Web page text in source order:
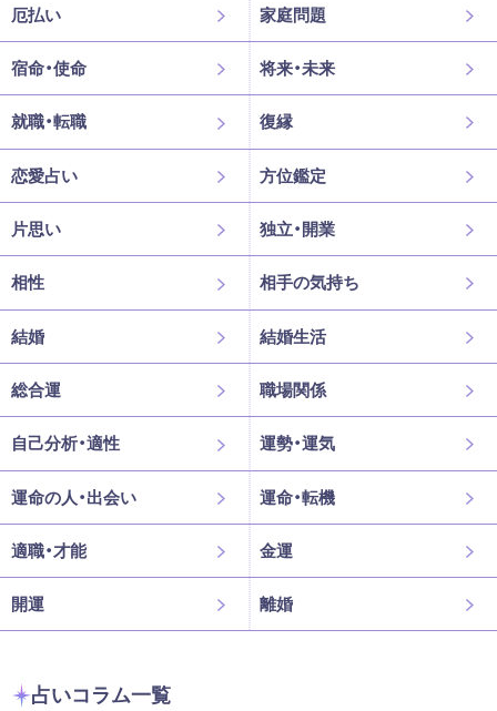
厄払い 家庭問題
宿命・使命 将来・未来
就職・転職 復縁
恋愛占い 方位鑑定
片思い 独立・開業
相性 相手の気持ち
結婚 結婚生活
総合運 職場関係
自己分析・適性 運勢・運気
運命の人・出会い 運命・転機
適職・才能 金運
開運 離婚
占いコラム一覧